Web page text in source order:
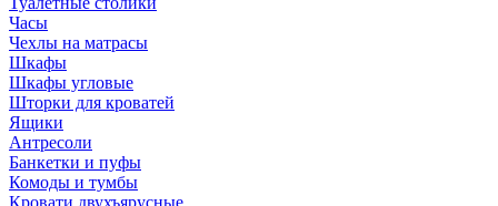
Часы
Чехлы на матрасы
Шкафы
Шкафы угловые
Шторки для кроватей
Ящики
Антресоли
Банкетки и пуфы
Комоды и тумбы
Кровати двухъярусные